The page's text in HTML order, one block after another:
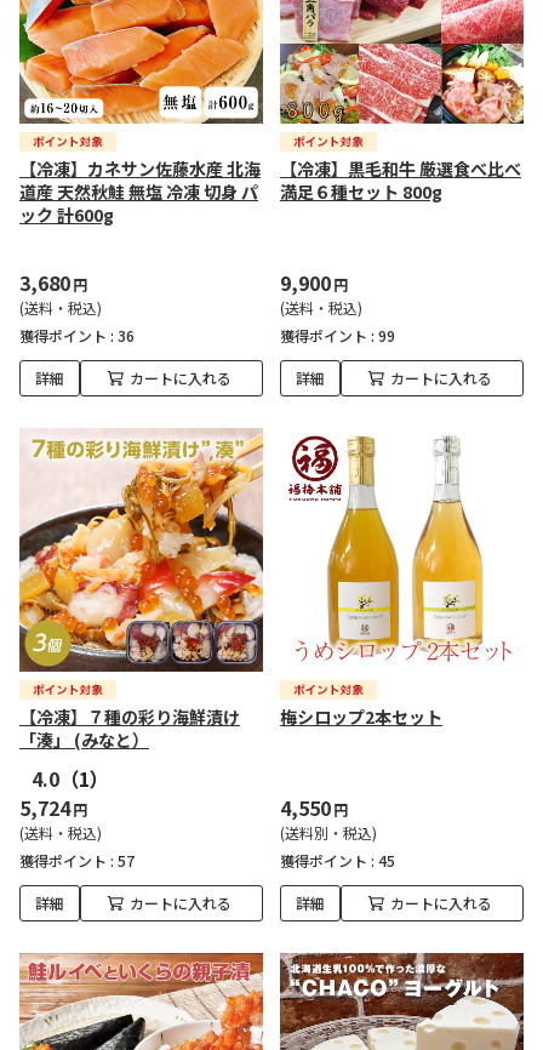
【冷凍】カネサン佐藤水産 北海
道産 天然秋鮭 無塩 冷凍 切身 パ
ック 計600g
3,680円
(送料・税込)
獲得ポイント : 36
詳細 カートに入れる
【冷凍】黒毛和牛 厳選食べ比べ
満足６種セット 800g
9,900円
(送料・税込)
獲得ポイント : 99
詳細 カートに入れる
【冷凍】７種の彩り海鮮漬け
「湊」 (みなと）
4.0 （1）
5,724円
(送料・税込)
獲得ポイント : 57
詳細 カートに入れる
梅シロップ2本セット
4,550円
(送料別・税込)
獲得ポイント : 45
詳細 カートに入れる